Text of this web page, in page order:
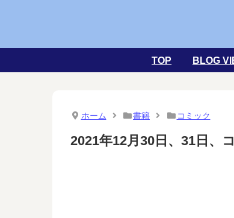
TOP BLOG
ホーム 書籍 コミック
2021年12月30日、31日、